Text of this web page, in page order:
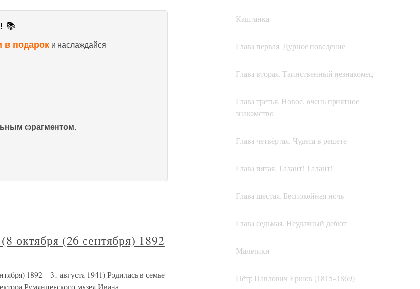
Каштанка
Глава первая. Дурное поведение
Глава вторая. Таинственный незнакомец
Глава третья. Новое, очень приятное
знакомство
Глава четвёртая. Чудеса в решете
Глава пятая. Талант! Талант!
Глава шестая. Беспокойная ночь
Глава седьмая. Неудачный дебют
Мальчики
Пётр Павлович Ершов (1815–1869)
📚
в подарок и наслаждайся
фрагментом.
октября (26 сентября) 1892
1892 – 31 августа 1941) Родилась в семье
Румянцевского музея Ивана